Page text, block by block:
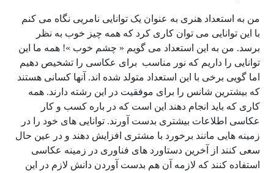
من به استعداد هنری به عنوان یک توانایی نامریی نگاه می کنم
با این توانایی می توان کاری کرد که همه چیز خوب به نظر
برسد. من به این استعداد می گویم « چشم خوب »! همه ما این
توانایی را داریم که نور مناسب برای عکاسی را تشخیص دهیم
اما گویی برخی با این استعداد متولد شده اند. آنها کسانی هستند
که بیشترین شانس را برای موفقیت در این رشته دارند. همه
کاری که باید انجام دهند این است که در باره کسب و کار
عکاسی اطلاعات بیشتری بدست آورند. توانایی های خود را در
زمینه هایی مانند برخورد با مشتری افزایش دهند و در عین حال
سعی کنند از آخرین دستاورد های فناوری در زمینه عکاسی
استفاده کنند که لازمه آن هم بدست آوردن دانش لازم در این